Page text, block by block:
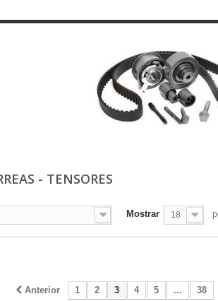
- TENSORES
Mostrar 18
Anterior 1 2 3 4 5 ... 38